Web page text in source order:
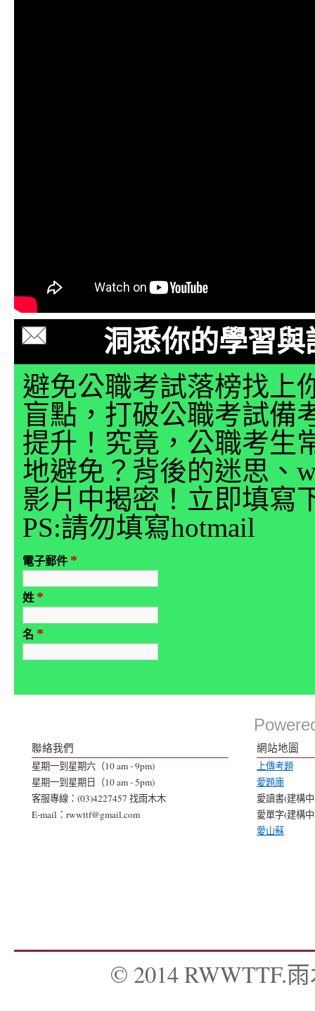
洞悉你的學習
避免公職考試落榜找上
盲點，打破公職考試備
提升！究竟，公職考生
地避免？背後的迷思、
影片中揭密！立即填寫
PS:請勿填寫hotmail
電子郵件 *
姓 *
名 *
聯絡我們
星期一到星期六（10 am - 9pm)
星期一到星期日（10 am - 5pm)
客服專線：(03)4227457 找雨木木
E-mail：rwwttf@gmail.com
網站地圖
上傳考題
愛題庫
愛讀書(建構
愛單字(建構
愛山蘇
© 2014 RWWTTF.